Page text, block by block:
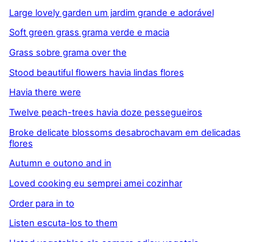
Large lovely garden um jardim grande e adorável
Soft green grass grama verde e macia
Grass sobre grama over the
Stood beautiful flowers havia lindas flores
Havia there were
Twelve peach-trees havia doze pessegueiros
Broke delicate blossoms desabrochavam em delicadas
flores
Autumn e outono and in
Loved cooking eu semprei amei cozinhar
Order para in to
Listen escuta-los to them